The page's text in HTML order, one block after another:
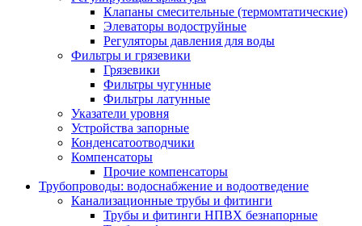
Клапаны смесительные (термомтатические)
Элеваторы водоструйные
Регуляторы давления для воды
Фильтры и грязевики
Грязевики
Фильтры чугунные
Фильтры латунные
Указатели уровня
Устройства запорные
Конденсатоотводчики
Компенсаторы
Прочие компенсаторы
Трубопроводы: водоснабжение и водоотведение
Канализационные трубы и фитинги
Трубы и фитинги НПВХ безнапорные